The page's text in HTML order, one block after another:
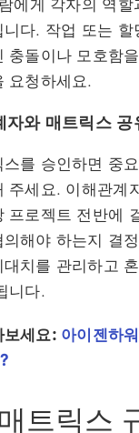
에게 각자의 역할
니다. 작업 또는 할
충돌이나 모호함
요청하세요.
자와 매트릭스 공
스를 승인하면 중
주세요. 이해관계
프로젝트 전반에
해야 하는지 결
치를 관리하고
니다.
보세요: 아이젠하
트릭스